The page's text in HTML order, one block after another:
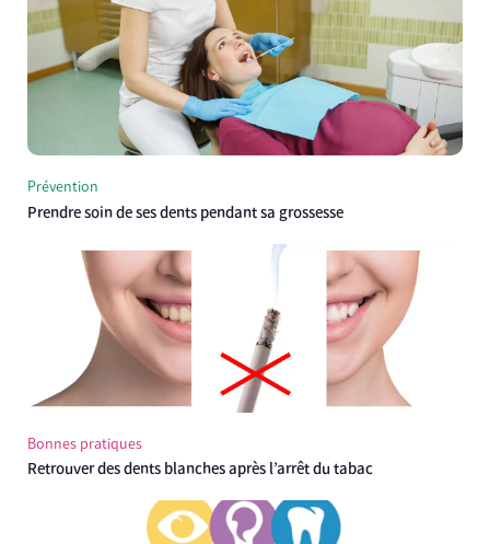
Prévention
Prendre soin de ses dents pendant sa grossesse
Bonnes pratiques
Retrouver des dents blanches après l’arrêt du tabac